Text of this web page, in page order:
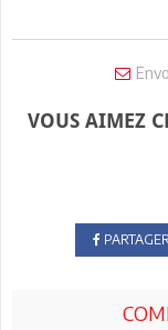
VOUS AIMEZ
PARTAGER